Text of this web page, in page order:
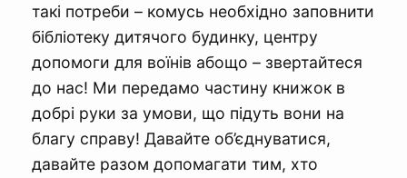
такі потреби – комусь необхідно заповнити
бібліотеку дитячого будинку, центру
допомоги для воїнів абощо – звертайтеся
до нас! Ми передамо частину книжок в
добрі руки за умови, що підуть вони на
благу справу! Давайте об’єднуватися,
давайте разом допомагати тим, хто